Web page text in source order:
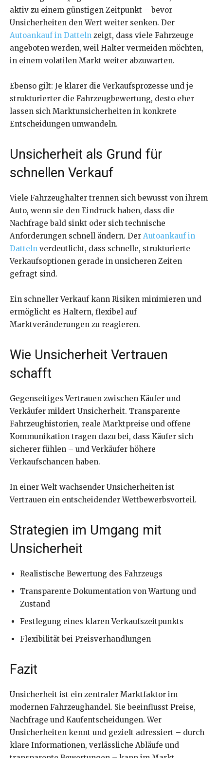
aktiv zu einem günstigen Zeitpunkt – bevor
Unsicherheiten den Wert weiter senken. Der
Autoankauf in Datteln zeigt, dass viele Fahrzeuge
angeboten werden, weil Halter vermeiden möchten,
in einem volatilen Markt weiter abzuwarten.
Ebenso gilt: Je klarer die Verkaufsprozesse und je
strukturierter die Fahrzeugbewertung, desto eher
lassen sich Marktunsicherheiten in konkrete
Entscheidungen umwandeln.
Unsicherheit als Grund für
schnellen Verkauf
Viele Fahrzeughalter trennen sich bewusst von ihrem
Auto, wenn sie den Eindruck haben, dass die
Nachfrage bald sinkt oder sich technische
Anforderungen schnell ändern. Der Autoankauf in
Datteln verdeutlicht, dass schnelle, strukturierte
Verkaufsoptionen gerade in unsicheren Zeiten
gefragt sind.
Ein schneller Verkauf kann Risiken minimieren und
ermöglicht es Haltern, flexibel auf
Marktveränderungen zu reagieren.
Wie Unsicherheit Vertrauen
schafft
Gegenseitiges Vertrauen zwischen Käufer und
Verkäufer mildert Unsicherheit. Transparente
Fahrzeughistorien, reale Marktpreise und offene
Kommunikation tragen dazu bei, dass Käufer sich
sicherer fühlen – und Verkäufer höhere
Verkaufschancen haben.
In einer Welt wachsender Unsicherheiten ist
Vertrauen ein entscheidender Wettbewerbsvorteil.
Strategien im Umgang mit
Unsicherheit
Realistische Bewertung des Fahrzeugs
Transparente Dokumentation von Wartung und
Zustand
Festlegung eines klaren Verkaufszeitpunkts
Flexibilität bei Preisverhandlungen
Fazit
Unsicherheit ist ein zentraler Marktfaktor im
modernen Fahrzeughandel. Sie beeinflusst Preise,
Nachfrage und Kaufentscheidungen. Wer
Unsicherheiten kennt und gezielt adressiert – durch
klare Informationen, verlässliche Abläufe und